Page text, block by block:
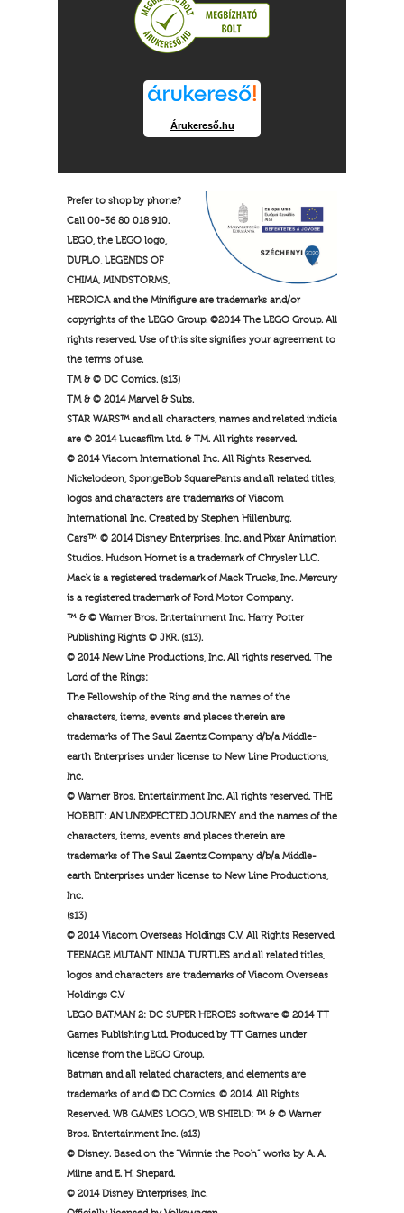
Árukereső.hu
Prefer to shop by phone?
Call 00-36 80 018 910.
LEGO, the LEGO logo,
DUPLO, LEGENDS OF
CHIMA, MINDSTORMS,
HEROICA and the Minifigure are trademarks and/or
copyrights of the LEGO Group. ©2014 The LEGO Group. All
rights reserved. Use of this site signifies your agreement to
the terms of use.
TM & © DC Comics. (s13)
TM & © 2014 Marvel & Subs.
STAR WARS™ and all characters, names and related indicia
are © 2014 Lucasfilm Ltd. & TM. All rights reserved.
© 2014 Viacom International Inc. All Rights Reserved.
Nickelodeon, SpongeBob SquarePants and all related titles,
logos and characters are trademarks of Viacom
International Inc. Created by Stephen Hillenburg.
Cars™ © 2014 Disney Enterprises, Inc. and Pixar Animation
Studios. Hudson Hornet is a trademark of Chrysler LLC.
Mack is a registered trademark of Mack Trucks, Inc. Mercury
is a registered trademark of Ford Motor Company.
™ & © Warner Bros. Entertainment Inc. Harry Potter
Publishing Rights © JKR. (s13).
© 2014 New Line Productions, Inc. All rights reserved. The
Lord of the Rings:
The Fellowship of the Ring and the names of the
characters, items, events and places therein are
trademarks of The Saul Zaentz Company d/b/a Middle-
earth Enterprises under license to New Line Productions,
Inc.
© Warner Bros. Entertainment Inc. All rights reserved. THE
HOBBIT: AN UNEXPECTED JOURNEY and the names of the
characters, items, events and places therein are
trademarks of The Saul Zaentz Company d/b/a Middle-
earth Enterprises under license to New Line Productions,
Inc.
(s13)
© 2014 Viacom Overseas Holdings C.V. All Rights Reserved.
TEENAGE MUTANT NINJA TURTLES and all related titles,
logos and characters are trademarks of Viacom Overseas
Holdings C.V
LEGO BATMAN 2: DC SUPER HEROES software © 2014 TT
Games Publishing Ltd. Produced by TT Games under
license from the LEGO Group.
Batman and all related characters, and elements are
trademarks of and © DC Comics. © 2014. All Rights
Reserved. WB GAMES LOGO, WB SHIELD: ™ & © Warner
Bros. Entertainment Inc. (s13)
© Disney. Based on the “Winnie the Pooh” works by A. A.
Milne and E. H. Shepard.
© 2014 Disney Enterprises, Inc.